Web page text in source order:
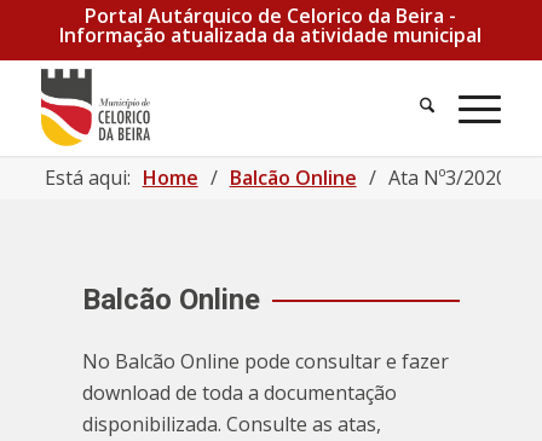
Portal Autárquico de Celorico da Beira -
Informação atualizada da atividade municipal
Pesquisa
Está aqui: Home / Balcão Online / Ata Nº3/2020 |
Balcão Online
No Balcão Online pode consultar e fazer
download de toda a documentação
disponibilizada. Consulte as atas,